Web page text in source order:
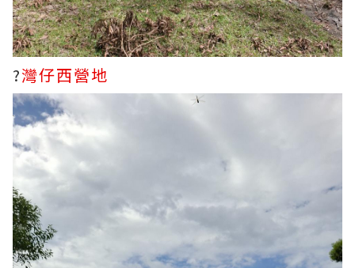
?灣仔西營地